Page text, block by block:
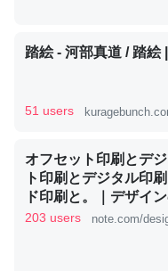
これを元に考えるとカ
ジになったり努力して
─ニュース :: 【研究発表
ウチもEchoを実家に
ちぼちRingも置こう
位置情報を共有して
踏絵 - 河部真道 / 踏絵
51 users
オフセット印刷とデ
ト印刷とデジタル印
ド印刷と。｜デザイ
津田淳子
203 users note.com/